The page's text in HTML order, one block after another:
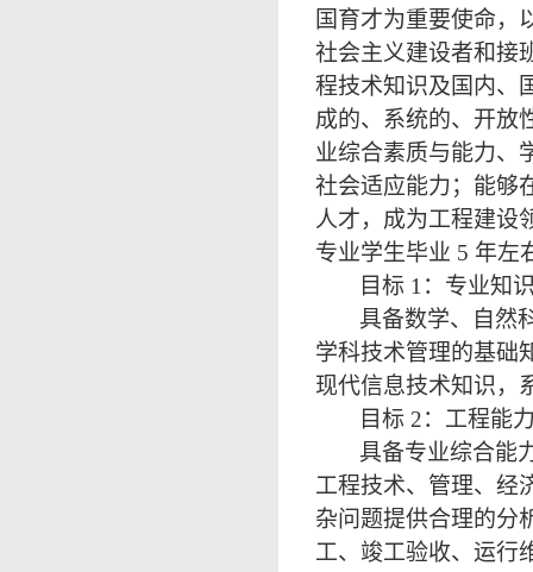
国育才为重要使命，
社会主义建设者和接
程技术知识及国内、
成的、系统的、开放
业综合素质与能力、
社会适应能力；能够
人才，成为工程建设
专业学生毕业 5 年左
目标 1：专业知
具备数学、自然
学科技术管理的基础
现代信息技术知识，
目标 2：工程能
具备专业综合能
工程技术、管理、经
杂问题提供合理的分
工、竣工验收、运行